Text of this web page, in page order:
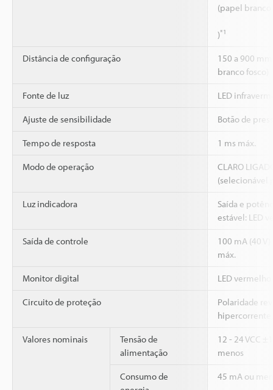
(papel
)*1
Distância de configuração
150 a 900
branco fosco)
Fonte de luz LED
Ajuste de sensibilidade Botão de
Tempo de resposta 1 ms máx.
Modo de operação
CLARO
(selecionável
Luz indicadora
Saída e
estável: LED
Saída de controle
100 mA (40 V)
máx.
Monitor digital LED
Circuito de proteção
Polaridade
Valores nominais
Tensão de
alimentação
12 - 24 VCC
menos
Consumo de
45 mA ou